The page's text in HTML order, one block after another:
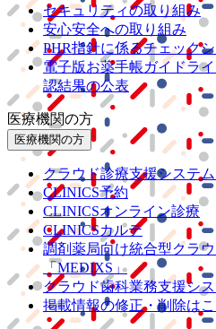
セキュリティの取り組み
安心安全への取り組み
PHR指針に係るチェック
電子版お薬手帳ガイドラ
認結果の公表
医療機関の方
医療機関の方
クラウド診療支援システム
CLINICS予約
CLINICSオンライン診療
CLINICSカルテ
調剤薬局向け統合型クラ
「MEDIXS」
クラウド歯科業務支援シ
掲載情報の修正・削除は